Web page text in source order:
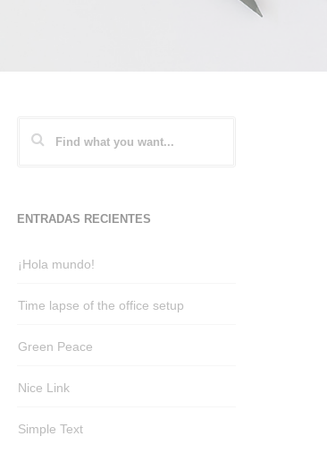
ENTRADAS RECIENTES
¡Hola mundo!
Time lapse of the office setup
Green Peace
Nice Link
Simple Text